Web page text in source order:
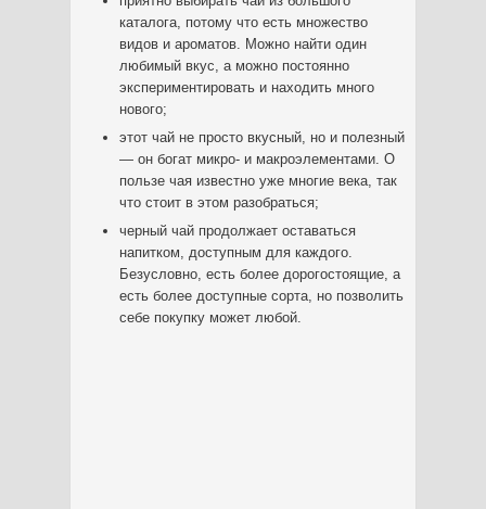
каталога, потому что есть множество
видов и ароматов. Можно найти один
любимый вкус, а можно постоянно
экспериментировать и находить много
нового;
этот чай не просто вкусный, но и полезный
— он богат микро- и макроэлементами. О
пользе чая известно уже многие века, так
что стоит в этом разобраться;
черный чай продолжает оставаться
напитком, доступным для каждого.
Безусловно, есть более дорогостоящие, а
есть более доступные сорта, но позволить
себе покупку может любой.